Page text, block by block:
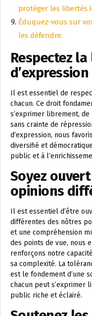
protéger les libertés
Éduquez-vous sur
les défendre.
Respectez
Il est essentiel de
chacun. Ce droit
s’exprimer librement,
sans crainte de
d’expression, nous
diversifié et
public et à
Soyez
opinions
Il est essentiel d’être
différentes des nôtres
et une compréhension
des points de vue, nous
renforçons notre
sa complexité. La
est le fondement d’une
chacun peut s’exprimer
public riche et éclairé.